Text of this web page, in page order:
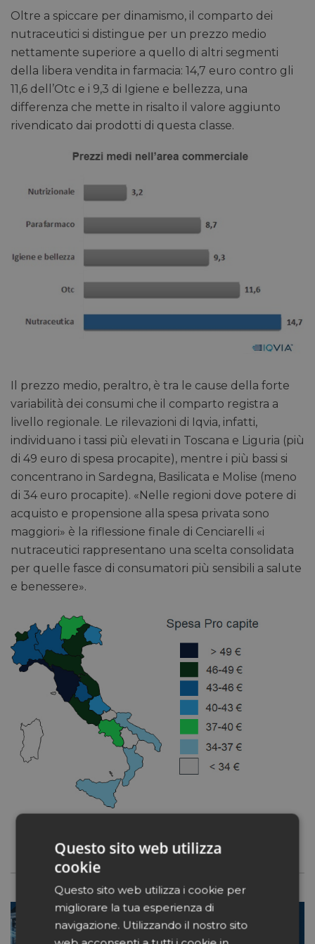
Oltre a spiccare per dinamismo, il comparto dei
nutraceutici si distingue per un prezzo medio
nettamente superiore a quello di altri segmenti
della libera vendita in farmacia: 14,7 euro contro gli
11,6 dell’Otc e i 9,3 di Igiene e bellezza, una
differenza che mette in risalto il valore aggiunto
rivendicato dai prodotti di questa classe.
Il prezzo medio, peraltro, è tra le cause della forte
variabilità dei consumi che il comparto registra a
livello regionale. Le rilevazioni di Iqvia, infatti,
individuano i tassi più elevati in Toscana e Liguria (più
di 49 euro di spesa procapite), mentre i più bassi si
concentrano in Sardegna, Basilicata e Molise (meno
di 34 euro procapite). «Nelle regioni dove potere di
acquisto e propensione alla spesa privata sono
maggiori» è la riflessione finale di Cenciarelli «i
nutraceutici rappresentano una scelta consolidata
per quelle fasce di consumatori più sensibili a salute
e benessere».
Questo sito web utilizza
cookie
Questo sito web utilizza i cookie per
migliorare la tua esperienza di
navigazione. Utilizzando il nostro sito